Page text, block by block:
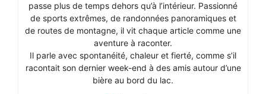
passe plus de temps dehors qu’à l’intérieur. Passionné
de sports extrêmes, de randonnées panoramiques et
de routes de montagne, il vit chaque article comme une
aventure à raconter.
Il parle avec spontanéité, chaleur et fierté, comme s’il
racontait son dernier week-end à des amis autour d’une
bière au bord du lac.